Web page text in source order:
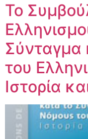
Το
Σύνταγμα
του
Ιστορία